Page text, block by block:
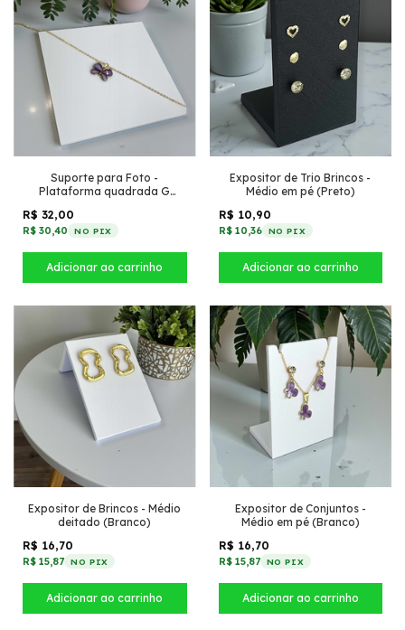
Suporte para Foto -
Plataforma quadrada G
R$ 32,00
R$ 30,40 NO PIX
Expositor de Trio Brincos -
Médio em pé (Preto)
R$ 10,90
R$ 10,36 NO PIX
Expositor de Brincos - Médio
deitado (Branco)
R$ 16,70
R$ 15,87 NO PIX
Expositor de Conjuntos -
Médio em pé (Branco)
R$ 16,70
R$ 15,87 NO PIX